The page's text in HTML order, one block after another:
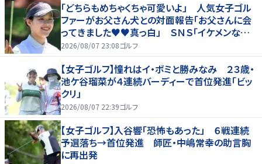
「どちらもめちゃくちゃ可愛いよ」 人気女子ゴル
ファーがお父さん犬との対面報告「お父さんに会
ってきました♥♥真っ白」 ＳＮＳ「イケメンなお
父さん」「白戸家入りするんですか？」
2026/08/07 23:08ゴルフ
【女子ゴルフ】憧れはイ・ボミと勝みなみ ２３歳・
池ケ谷瑠菜が４連続バーディーで首位発進「ビッ
クリ」
2026/08/07 22:39ゴルフ
【女子ゴルフ】入谷響「恐怖もあった」 ６戦連続
予選落ち→首位発進 師匠・中嶋常幸の助言胸
に再出発